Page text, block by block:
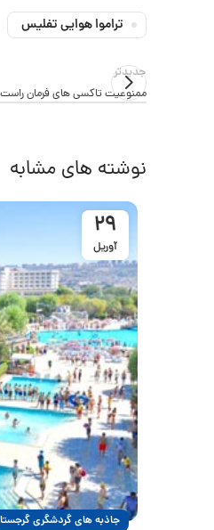
تراموا هوایی تفلیس
جدیدتر
ممنوعیت تاکسی های فرمان
نوشته های مشابه
29
آوریل
جاذبه های گردشگری